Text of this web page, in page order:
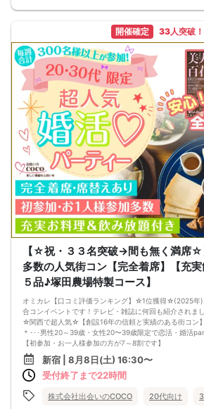
メです
落ち着いた空間での交流が楽しめます！
完全着席スタイルですのでひとりぼっちになることはあ
者様同士の席の配置。
スタッフのフォローが人気の理由です。
《恋人、友人、人脈、必ず出会える！関西で超人気の飲
□結婚がしたい
□恋人が欲しい
□友人を増やしたい
□人脈を広げたい
□日常に刺激が欲しい
□お酒が大好き
□楽しいことが大好き
□飲み会が大好き
□みんなでワイワイしたい人
□確実に出会える街コンに参加したい人
□一緒に合コン・コンパに行ける飲み友が欲しい人
□家と職場の往復の毎日を変えたい人
《フード》
飲み放題と大満足なお料理を提供♪
嬉しい！店員さんがご丁寧にお席までお持ちします！
皆様に満足していただけるように、お店と打ち合わせを
を提供いただいております♪
《フリードリンク(90L.O)》
☆店員さんがご丁寧に一杯ずつ手作り致します！
ビールは生ビール！こだわりの飲み放題です☆
100種類以上の豊富なドリンクメニュー、変わり種ドリン
□ビール
□チューハイ
□ハイボール
□グラスワイン
□各種カクテル
□各種ソフトドリンク
【 服装 】
お気に入りの普段着でご参加ください。
開催確定 33人突破！
【☆祝・３３名突破→間も無く満席☆
多数の人気街コン【完全着席】【充
５品♪塚田農場特製コース】
オミカレ【口コミ評価ランキング】☆1位獲得☆(2025年
合コンイベントです！テレビ・雑誌に何回も紹介されま
☆関西で超人気☆【創設16年の信頼と実績のある街コン
＊･･･男性20～39歳・女性20〜39歳限定で恋活・婚活
【初参加・お一人様参加の方が7～8割です】
安心してご参加ください♪
お一人様でも気軽に参加できるparty☆
当イベントスタッフが参加者様の立場に立って、最初か
■□完全着席♪MCによる席がえあり！ ドラマのロケ地
新宿 | 8月8日(土) 16:30〜
受付終了まで22時間
株式会社出会いのCOCO 20代向け